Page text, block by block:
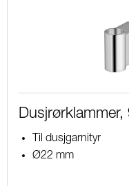
Dusjrørklammer,
Til dusjgarnityr
Ø22 mm